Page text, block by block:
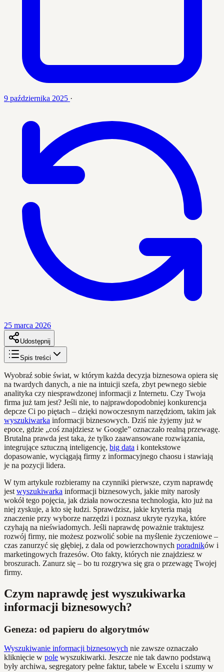
9 października 2025 ·
25 marca 2026
Udostępnij
Spis treści
Wyobraź sobie świat, w którym każda decyzja biznesowa opiera się
na twardych danych, a nie na intuicji szefa, zbyt pewnego siebie
analityka czy niesprawdzonej informacji z Internetu. Czy Twoja
firma już tam jest? Jeśli nie, to najprawdopodobniej konkurencja
depcze Ci po piętach – dzięki nowoczesnym narzędziom, takim jak
wyszukiwarka informacji biznesowych. Dziś nie żyjemy już w
epoce, gdzie „coś znajdziesz w Google” oznaczało realną przewagę.
Brutalna prawda jest taka, że tylko zaawansowane rozwiązania,
integrujące sztuczną inteligencję, big data i kontekstowe
dopasowanie, wyciągają firmy z informacyjnego chaosu i stawiają
je na pozycji lidera.
W tym artykule rozbieramy na czynniki pierwsze, czym naprawdę
jest wyszukiwarka informacji biznesowych, jakie mity narosły
wokół tego pojęcia, jak działa nowoczesna technologia, kto już na
niej zyskuje, a kto się łudzi. Sprawdzisz, jakie kryteria mają
znaczenie przy wyborze narzędzi i poznasz ukryte ryzyka, które
czyhają na nieświadomych. Jeśli naprawdę poważnie traktujesz
rozwój firmy, nie możesz pozwolić sobie na myślenie życzeniowe –
czas zanurzyć się głębiej, z dala od powierzchownych poradników i
marketingowych frazesów. Oto fakty, których nie znajdziesz w
broszurach. Zanurz się – bo tu rozgrywa się gra o przewagę Twojej
firmy.
Czym naprawdę jest wyszukiwarka
informacji biznesowych?
Geneza: od papieru do algorytmów
Wyszukiwanie informacji biznesowych nie zawsze oznaczało
kliknięcie w pole wyszukiwarki. Jeszcze nie tak dawno podstawą
były archiwa, segregatory pełne faktur, tabele w Excelu i szumy w